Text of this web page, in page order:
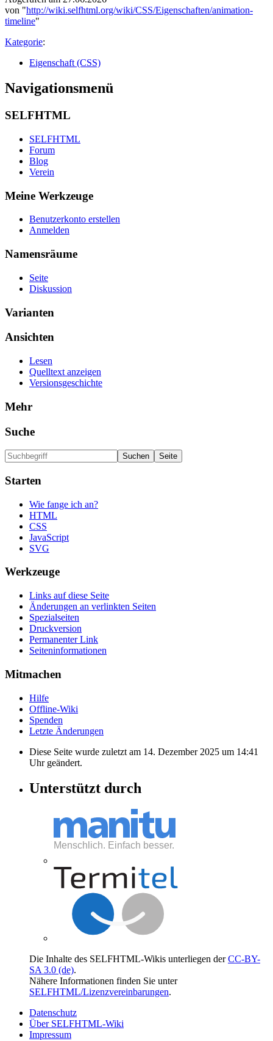
von "http://wiki.selfhtml.org/wiki/CSS/Eigenschaften/animation-
timeline"
Kategorie:
Eigenschaft (CSS)
Navigationsmenü
SELFHTML
SELFHTML
Forum
Blog
Verein
Meine Werkzeuge
Benutzerkonto erstellen
Anmelden
Namensräume
Seite
Diskussion
Varianten
Ansichten
Lesen
Quelltext anzeigen
Versionsgeschichte
Mehr
Suche
Starten
Wie fange ich an?
HTML
CSS
JavaScript
SVG
Werkzeuge
Links auf diese Seite
Änderungen an verlinkten Seiten
Spezialseiten
Druckversion
Permanenter Link
Seiten­informationen
Mitmachen
Hilfe
Offline-Wiki
Spenden
Letzte Änderungen
Diese Seite wurde zuletzt am 14. Dezember 2025 um 14:41
Uhr geändert.
Unterstützt durch
Die Inhalte des SELFHTML-Wikis unterliegen derCC-BY-
SA 3.0 (de).
Nähere Informationen finden Sie unter
SELFHTML/Lizenzvereinbarungen.
Datenschutz
Über SELFHTML-Wiki
Impressum